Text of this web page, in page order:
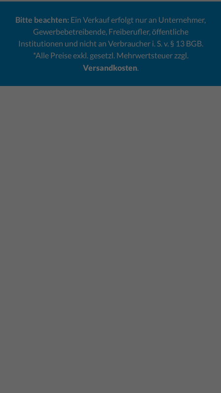
Bitte beachten: Ein Verkauf erfolgt nur an Unternehmer,
Gewerbebetreibende, Freiberufler, öffentliche
Institutionen und nicht an Verbraucher i. S. v. § 13 BGB.
*Alle Preise exkl. gesetzl. Mehrwertsteuer zzgl.
Versandkosten.